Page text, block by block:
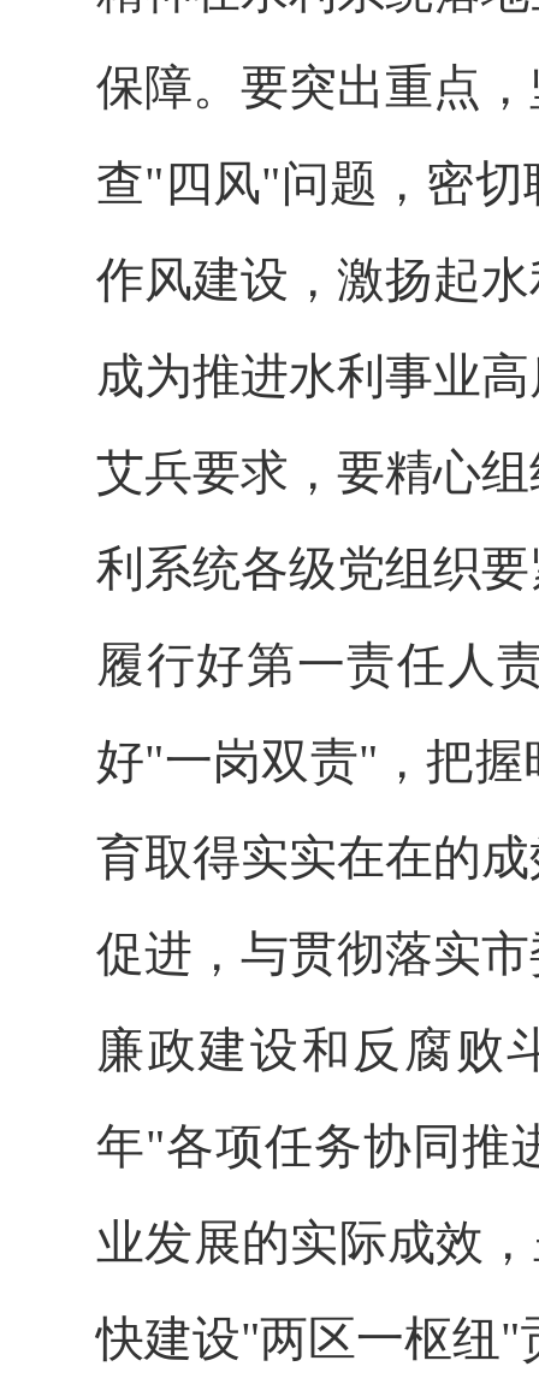
保障。要突出重点
查"四风"问题，密切
作风建设， 激扬起
成为推进水利事业
艾兵要求，要精心
利系统各级党组织
履行好第一责任人
好"一岗双责"，把
育取得实实在在的
促进，与贯彻落实
廉政建设和反腐败
年"各项任务协同推
业发展的实际成效
快建设"两区一枢纽"